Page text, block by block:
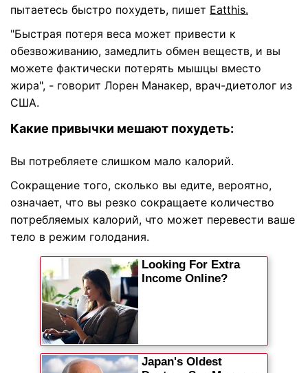
пытаетесь быстро похудеть, пишет Eatthis.
"Быстрая потеря веса может привести к
обезвоживанию, замедлить обмен веществ, и вы
можете фактически потерять мышцы вместо
жира", - говорит Лорен Манакер, врач-диетолог из
США.
Какие привычки мешают похудеть:
Вы потребляете слишком мало калорий.
Сокращение того, сколько вы едите, вероятно,
означает, что вы резко сокращаете количество
потребляемых калорий, что может перевести ваше
тело в режим голодания.